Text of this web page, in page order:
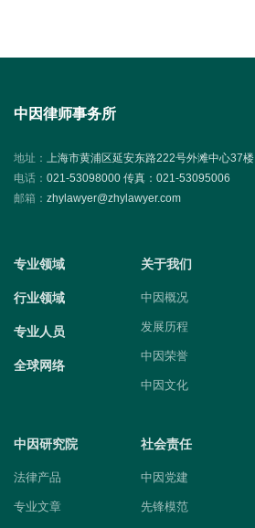
中因律师事务所
地址：
上海市黄浦区延安东路222号外滩中心37楼
电话： 021-53098000 传真：021-53095006
邮箱： zhylawyer@zhylawyer.com
专业领域
行业领域
专业人员
全球网络
关于我们
中因概况
发展历程
中因荣誉
中因文化
中因研究院
法律产品
专业文章
社会责任
中因党建
先锋模范